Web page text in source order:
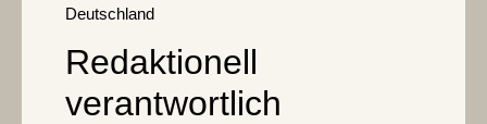
Deutschland
Redaktionell
verantwortlich